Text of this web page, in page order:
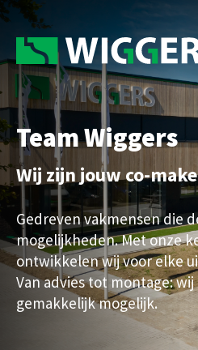
Team Wiggers
Wij zijn jouw co-
Gedreven vakmensen die
mogelijkheden. Met onze
ontwikkelen wij voor elke
Van advies tot montage:
gemakkelijk mogelijk.